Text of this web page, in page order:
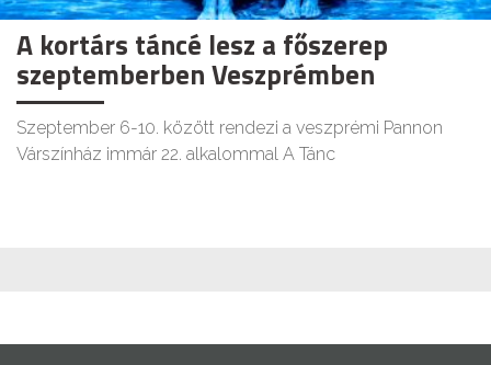
A kortárs táncé lesz a főszerep
szeptemberben Veszprémben
Szeptember 6-10. között rendezi a veszprémi Pannon
Várszínház immár 22. alkalommal A Tánc